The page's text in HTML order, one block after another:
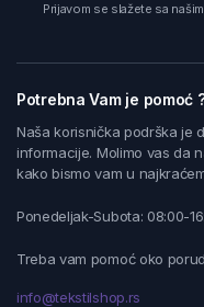
Prijavom se slažete sa našim
Potrebna Vam je pomoć
Naša korisnička podrška je
informacije. Molimo vas da
kako bismo vam u
Ponedeljak-Subota: 08:00-
Treba vam pomoć oko
info@tekstilshop.rs